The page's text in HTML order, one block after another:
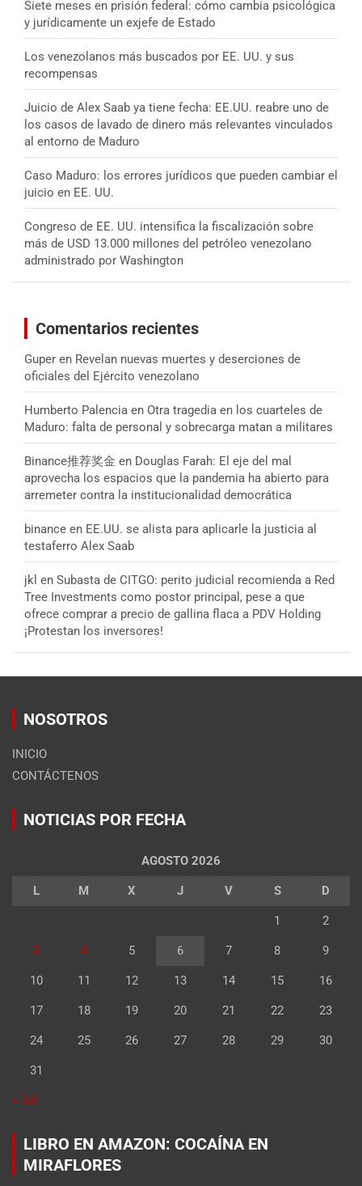
Siete meses en prisión federal: cómo cambia psicológica
y jurídicamente un exjefe de Estado
Los venezolanos más buscados por EE. UU. y sus
recompensas
Juicio de Alex Saab ya tiene fecha: EE.UU. reabre uno de
los casos de lavado de dinero más relevantes vinculados
al entorno de Maduro
Caso Maduro: los errores jurídicos que pueden cambiar el
juicio en EE. UU.
Congreso de EE. UU. intensifica la fiscalización sobre
más de USD 13.000 millones del petróleo venezolano
administrado por Washington
Comentarios recientes
Guper en Revelan nuevas muertes y deserciones de
oficiales del Ejército venezolano
Humberto Palencia en Otra tragedia en los cuarteles de
Maduro: falta de personal y sobrecarga matan a militares
Binance推荐奖金 en Douglas Farah: El eje del mal
aprovecha los espacios que la pandemia ha abierto para
arremeter contra la institucionalidad democrática
binance en EE.UU. se alista para aplicarle la justicia al
testaferro Alex Saab
jkl en Subasta de CITGO: perito judicial recomienda a Red
Tree Investments como postor principal, pese a que
ofrece comprar a precio de gallina flaca a PDV Holding
¡Protestan los inversores!
NOSOTROS
INICIO
CONTÁCTENOS
NOTICIAS POR FECHA
AGOSTO 2026
L M X J V S D
1 2
3 4 5 6 7 8 9
10 11 12 13 14 15 16
17 18 19 20 21 22 23
24 25 26 27 28 29 30
31
« Jul
LIBRO EN AMAZON: COCAÍNA EN
MIRAFLORES